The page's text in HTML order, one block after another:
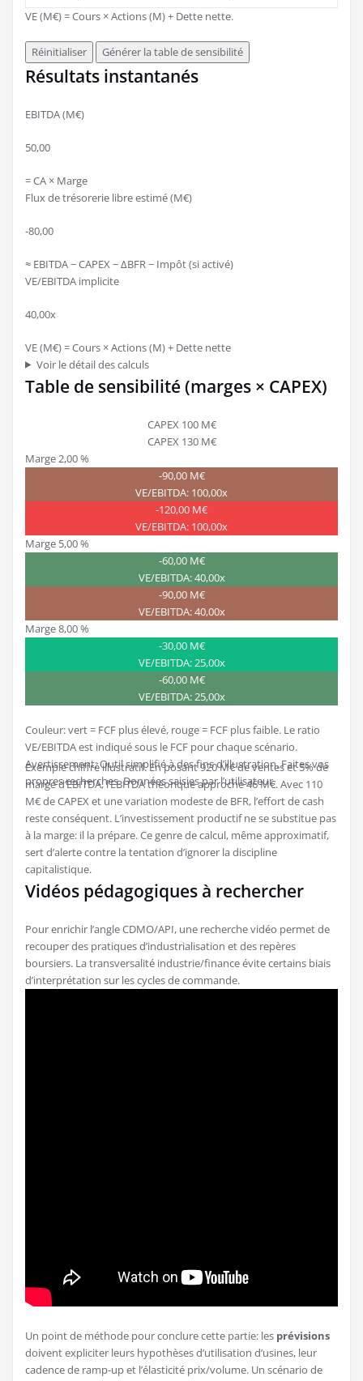
VE (M€) = Cours × Actions (M) + Dette nette.
Réinitialiser Générer la table de sensibilité
Résultats instantanés
EBITDA (M€)
50,00
= CA × Marge
Flux de trésorerie libre estimé (M€)
-80,00
≈ EBITDA − CAPEX − ΔBFR − Impôt (si activé)
VE/EBITDA implicite
40,00x
VE (M€) = Cours × Actions (M) + Dette nette
Voir le détail des calculs
Table de sensibilité (marges × CAPEX)
CAPEX 100 M€
CAPEX 130 M€
Marge 2,00 %
-90,00 M€
VE/EBITDA: 100,00x
-120,00 M€
VE/EBITDA: 100,00x
Marge 5,00 %
-60,00 M€
VE/EBITDA: 40,00x
-90,00 M€
VE/EBITDA: 40,00x
Marge 8,00 %
-30,00 M€
VE/EBITDA: 25,00x
-60,00 M€
VE/EBITDA: 25,00x
Couleur: vert = FCF plus élevé, rouge = FCF plus faible. Le ratio
VE/EBITDA est indiqué sous le FCF pour chaque scénario.
Avertissement: Outil simplifié à des fins d’illustration. Faites vos
propres recherches. Données saisies par l’utilisateur.
Exemple chiffré illustratif. En posant 920 M€ de ventes et 5% de
marge d’EBITDA, l’EBITDA théorique approche 46 M€. Avec 110
M€ de CAPEX et une variation modeste de BFR, l’effort de cash
reste conséquent. L’investissement productif ne se substitue pas
à la marge: il la prépare. Ce genre de calcul, même approximatif,
sert d’alerte contre la tentation d’ignorer la discipline
capitalistique.
Vidéos pédagogiques à rechercher
Pour enrichir l’angle CDMO/API, une recherche vidéo permet de
recouper des pratiques d’industrialisation et des repères
boursiers. La transversalité industrie/finance évite certains biais
d’interprétation sur les cycles de commande.
Un point de méthode pour conclure cette partie: les prévisions
doivent expliciter leurs hypothèses d’utilisation d’usines, leur
cadence de ramp-up et l’élasticité prix/volume. Un scénario de